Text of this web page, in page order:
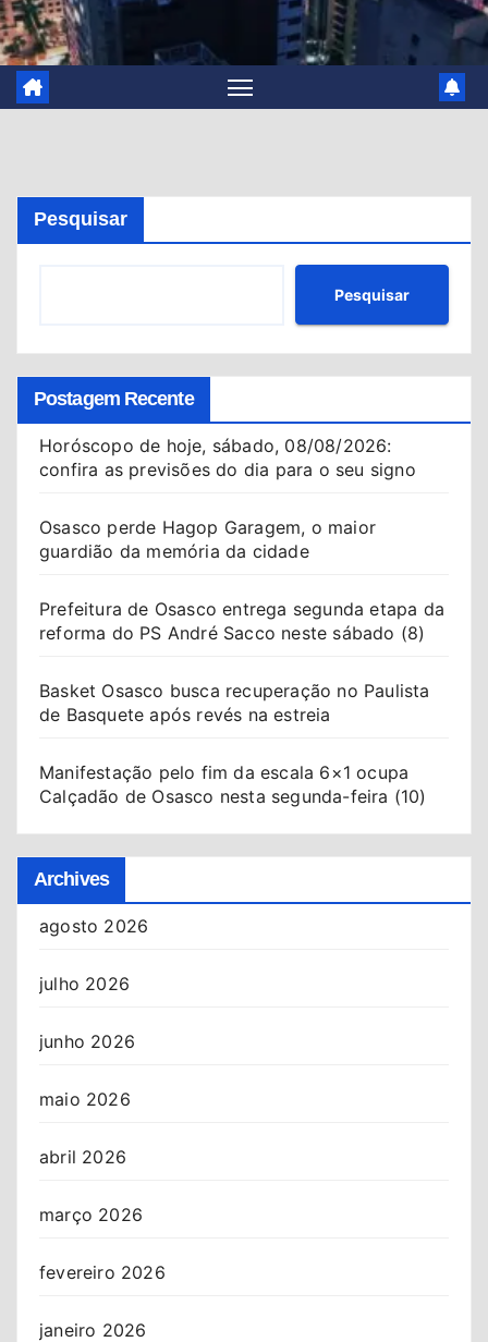
Pesquisar
Pesquisar
Postagem Recente
Horóscopo de hoje, sábado, 08/08/2026:
confira as previsões do dia para o seu signo
Osasco perde Hagop Garagem, o maior
guardião da memória da cidade
Prefeitura de Osasco entrega segunda etapa da
reforma do PS André Sacco neste sábado (8)
Basket Osasco busca recuperação no Paulista
de Basquete após revés na estreia
Manifestação pelo fim da escala 6×1 ocupa
Calçadão de Osasco nesta segunda-feira (10)
Archives
agosto 2026
julho 2026
junho 2026
maio 2026
abril 2026
março 2026
fevereiro 2026
janeiro 2026